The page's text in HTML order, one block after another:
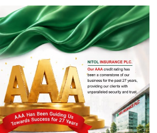
জীবননগর সীমান্ত দিয়ে ভারতে অবৈধ
অনুপ্রবেশের সময় ৮ বাংলাদেশি নারী
আটক
মাধবপুর গৃহবধূর ঝুলন্ত মরদেহ উদ্ধার
করছে পুলিশ
চ্যানেল আইয়ের ‘আমরাই বাংলাদেশ’
টকশোতে সাইফুল ইসলাম সোহেল ও
চিত্রনায়ক ডিএ তায়েব